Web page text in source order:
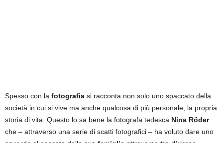
Spesso con la fotografia si racconta non solo uno spaccato della
società in cui si vive ma anche qualcosa di più personale, la propria
storia di vita. Questo lo sa bene la fotografa tedesca Nina Röder
che – attraverso una serie di scatti fotografici – ha voluto dare uno